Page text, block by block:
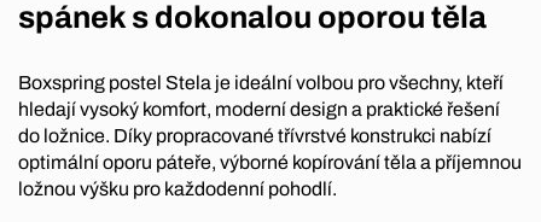
spánek s dokonalou oporou těla
Boxspring postel Stela je ideální volbou pro všechny, kteří
hledají vysoký komfort, moderní design a praktické řešení
do ložnice. Díky propracované třívrstvé konstrukci nabízí
optimální oporu páteře, výborné kopírování těla a příjemnou
ložnou výšku pro každodenní pohodlí.